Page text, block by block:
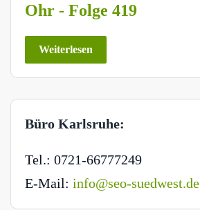
Ohr - Folge 419
Weiterlesen
Büro Karlsruhe:
Tel.: 0721-66777249
E-Mail: info@seo-suedwest.de